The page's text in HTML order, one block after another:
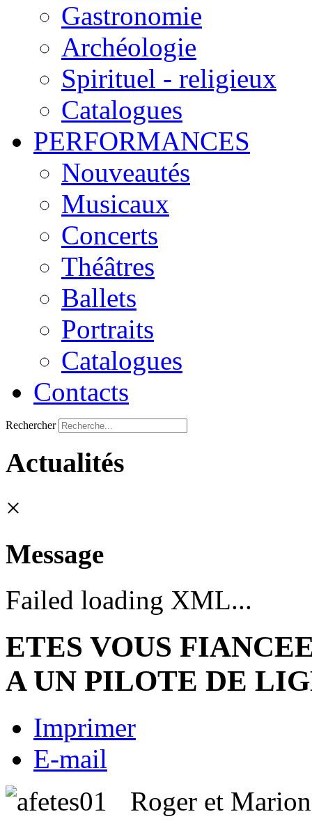
Gastronomie
Archéologie
Spirituel - religieux
Catalogues
PERFORMANCES
Nouveautés
Musicaux
Concerts
Théâtres
Ballets
Portraits
Catalogues
Contacts
Rechercher
Actualités
×
Message
Failed loading XML...
ETES VOUS
A UN PILOTE DE
Imprimer
E-mail
Roger et